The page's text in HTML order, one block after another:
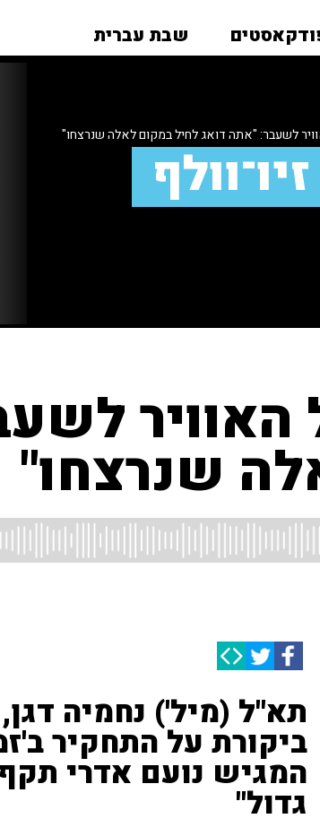
שבת עברית
לשעבר: "אתה דואג לחיל במקום לאלה שנרצחו"
האוויר
שנרצחו"
תא"ל (מיל') נחמיה
ביקורת על התחקיר
המגיש נועם אדרי
גדול"